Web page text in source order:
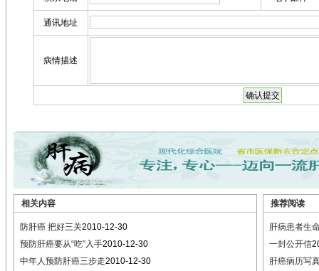
相关内容
防肝癌 把好三关2010-12-30
预防肝癌要从“吃”入手2010-12-30
中年人预防肝癌三步走2010-12-30
推荐阅读
肝病患者生
一封公开信
肝癌病历写